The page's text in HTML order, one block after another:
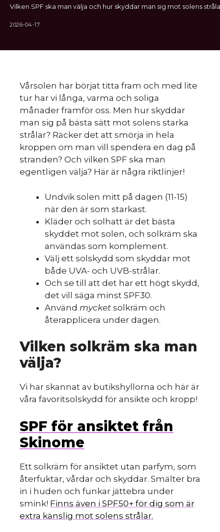
Vilken SPF ska man välja och hur skyddar man sig mot solens
2026-04-17
Vårsolen har börjat titta fram och med lite
tur har vi långa, varma och soliga
månader framför oss. Men hur skyddar
man sig på bästa sätt mot solens starka
strålar? Räcker det att smörja in hela
kroppen om man vill spendera en dag på
stranden? Och vilken SPF ska man
egentligen välja? Här är några riktlinjer!
Undvik solen mitt på dagen (11-15)
när den är som starkast.
Kläder och solhatt är det bästa
skyddet mot solen, och solkräm ska
användas som komplement.
Välj ett solskydd som skyddar mot
både UVA- och UVB-strålar.
Och se till att det har ett högt skydd,
det vill säga minst SPF30.
Använd mycket solkräm och
återapplicera under dagen.
Vilken solkräm ska man
välja?
Vi har skannat av butikshyllorna och här är
våra favoritsolskydd för ansikte och kropp!
SPF för ansiktet från
Skinome
Ett solkräm för ansiktet utan parfym, som
återfuktar, vårdar och skyddar. Smälter bra
in i huden och funkar jättebra under
smink! Finns även i SPF50+ för dig som är
extra känslig mot solens strålar.